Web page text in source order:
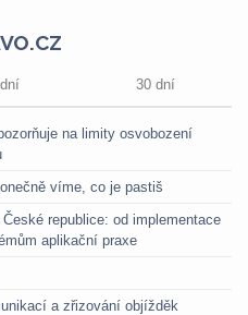
30 dní
na limity osvobození
víme, co je pastiš
republice: od implementace
aplikační praxe
a zřizování objížděk